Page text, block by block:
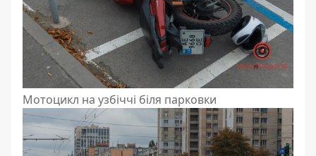
Мотоцикл на узбіччі біля парковки